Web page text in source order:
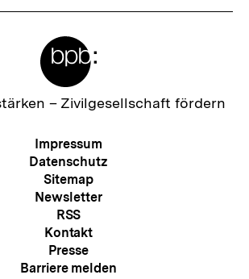
– Zivilgesellschaft fördern
Meta-
Navigation
Impressum
Datenschutz
Sitemap
Newsletter
RSS
Kontakt
Presse
Barriere melden